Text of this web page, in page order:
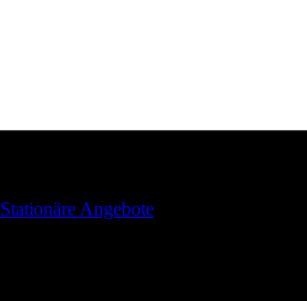
Stationäre Angebote